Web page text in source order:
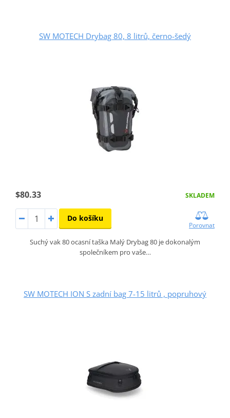
SW MOTECH Drybag 80, 8 litrů, černo-šedý
$80.33 SKLADEM
Do košíku
Porovnat
Suchý vak 80 ocasní taška Malý Drybag 80 je dokonalým
společníkem pro vaše…
SW MOTECH ION S zadní bag 7-15 litrů , popruhový